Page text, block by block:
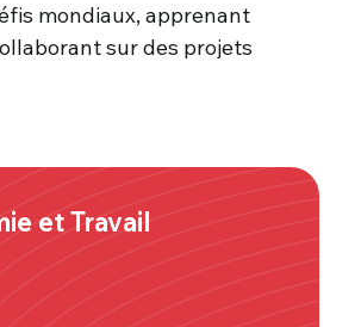
mondiaux, apprenant
sur des projets
et Travail